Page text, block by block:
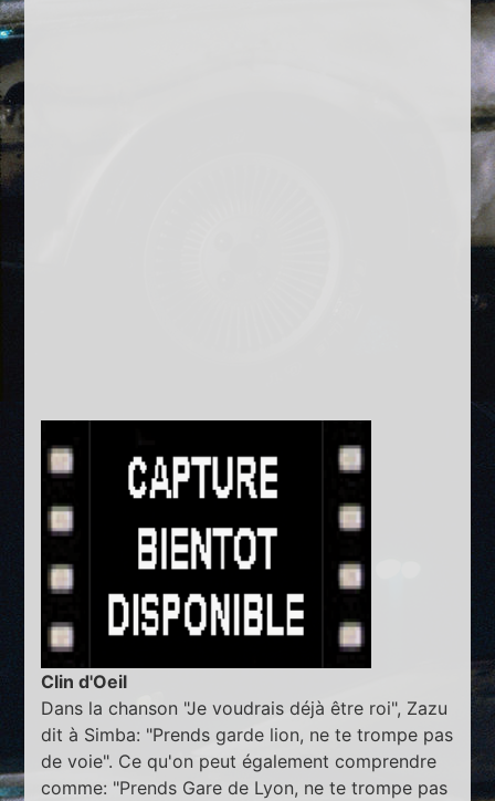
Clin d'Oeil
Dans la chanson "Je voudrais déjà être roi", Zazu
dit à Simba: "Prends garde lion, ne te trompe pas
de voie". Ce qu'on peut également comprendre
comme: "Prends Gare de Lyon, ne te trompe pas